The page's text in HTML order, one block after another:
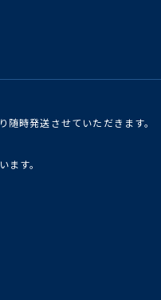
時発送させていただきます。
す。